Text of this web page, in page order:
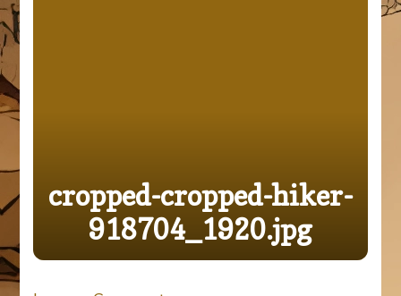
cropped-cropped-hiker-
918704_1920.jpg